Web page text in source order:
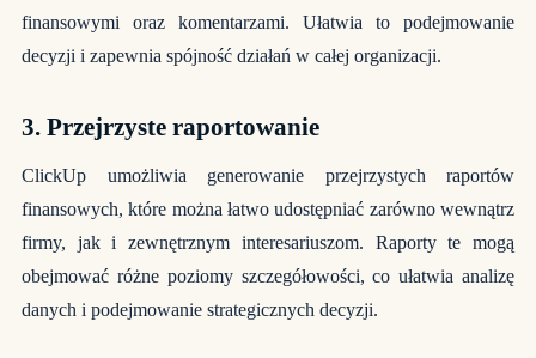
finansowymi oraz komentarzami. Ułatwia to podejmowanie
decyzji i zapewnia spójność działań w całej organizacji.
3. Przejrzyste raportowanie
ClickUp umożliwia generowanie przejrzystych raportów
finansowych, które można łatwo udostępniać zarówno wewnątrz
firmy, jak i zewnętrznym interesariuszom. Raporty te mogą
obejmować różne poziomy szczegółowości, co ułatwia analizę
danych i podejmowanie strategicznych decyzji.